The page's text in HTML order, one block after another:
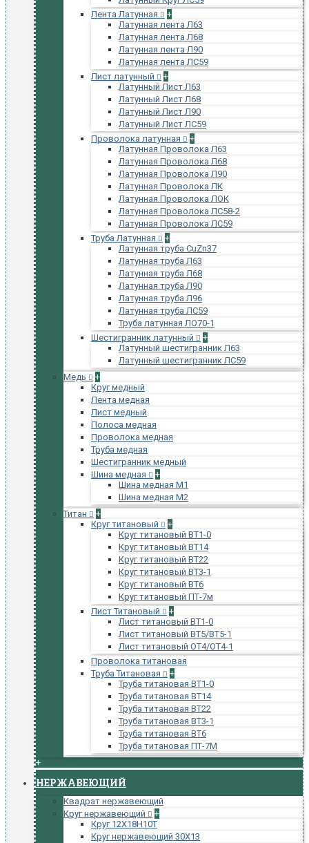
Лента Латунная
+
Латунная лента Л63
Латунная лента Л68
Латунная лента Л90
Латунная лента ЛС59
Лист латунный
+
Латунный Лист Л63
Латунный Лист Л68
Латунный Лист Л90
Латунный Лист ЛС59
Проволока латунная
+
Латунная Проволока Л63
Латунная Проволока Л68
Латунная Проволока Л90
Латунная Проволока ЛК
Латунная Проволока ЛОК
Латунная Проволока ЛС58-2
Латунная Проволока ЛС59
Труба Латунная
+
Латунная труба CuZn37
Латунная труба Л63
Латунная труба Л68
Латунная труба Л90
Латунная труба Л96
Латунная труба ЛС59
Труба латунная ЛО70-1
Шестигранник латунный
+
Латунный шестигранник Л63
Латунный шестигранник ЛС59
Медь
+
Круг медный
Лента медная
Лист медный
Полоса медная
Проволока медная
Труба медная
Шестигранник медный
Шина медная
+
Шина медная М1
Шина медная М2
Титан
+
Круг титановый
+
Круг титановый ВТ1-0
Круг титановый ВТ14
Круг титановый ВТ22
Круг титановый ВТ3-1
Круг титановый ВТ6
Круг титановый ПТ-7м
Лист Титановый
+
Лист титановый ВТ1-0
Лист титановый ВТ5/ВТ5-1
Лист титановый ОТ4/ОТ4-1
Проволока титановая
Труба Титановая
+
Труба титановая ВТ1-0
Труба титановая ВТ14
Труба титановая ВТ22
Труба титановая ВТ3-1
Труба титановая ВТ6
Труба титановая ПТ-7М
+
НЕРЖАВЕЮЩИЙ
Квадрат нержавеющий
Круг нержавеющий
+
Круг 12Х18Н10Т
Круг нержавеющий 30Х13